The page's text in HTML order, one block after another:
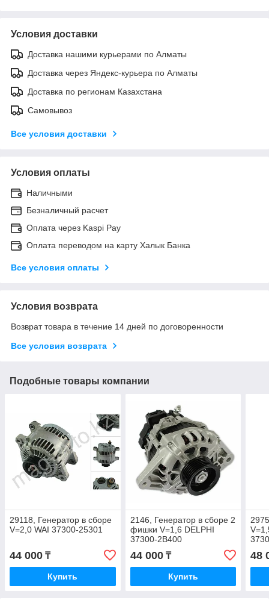
Условия доставки
Доставка нашими курьерами по Алматы
Доставка через Яндекс-курьера по Алматы
Доставка по регионам Казахстана
Самовывоз
Все условия доставки
Условия оплаты
Наличными
Безналичный расчет
Оплата через Kaspi Pay
Оплата переводом на карту Халык Банка
Все условия оплаты
Условия возврата
Возврат товара в течение 14 дней по договоренности
Все условия возврата
Подобные товары компании
29118, Генератор в сборе
V=2,0 WAI 37300-25301
44 000 ₸
Купить
2146, Генератор в сборе 2
фишки V=1,6 DELPHI
37300-2B400
44 000₸
Купить
48